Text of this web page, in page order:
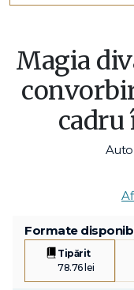
Magia
cadru
Formate
Tipărit
78.76 lei